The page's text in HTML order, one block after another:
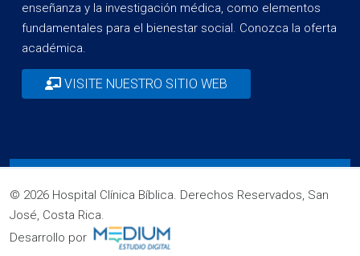
enseñanza y la investigación médica, como elementos
fundamentales para el bienestar social. Conozca la oferta
académica.
VISITE NUESTRO SITIO WEB
© 2026 Hospital Clínica Bíblica. Derechos Reservados, San
José, Costa Rica.
Desarrollo por